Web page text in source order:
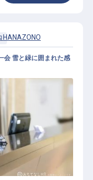
ッフ（一般職／
HANAZONO
会 雪と緑に囲まれた感